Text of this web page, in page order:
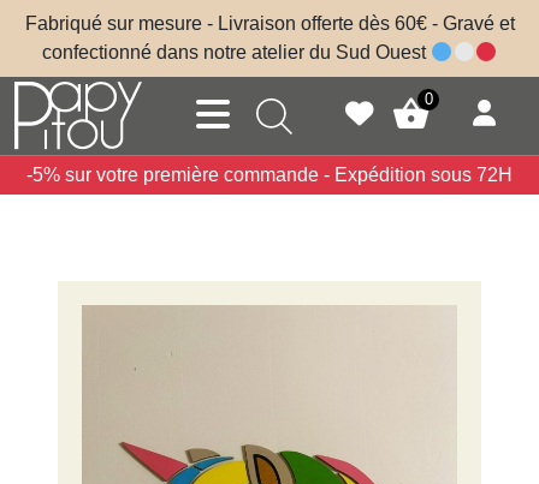
Skip to main content
Fabriqué sur mesure - Livraison offerte dès 60€ - Gravé et
confectionné dans notre atelier du Sud Ouest
0
-5% sur votre première commande - Expédition sous 72H